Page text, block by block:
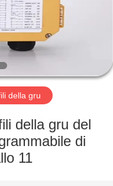
della gru
della gru del
di
11